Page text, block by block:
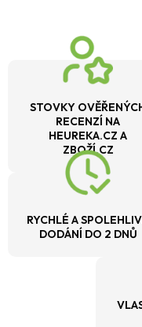
STOVKY
RECENZÍ NA
HEUREKA.CZ A
ZBOŽÍ.CZ
RYCHLÉ A
DODÁNÍ DO 2 DNŮ